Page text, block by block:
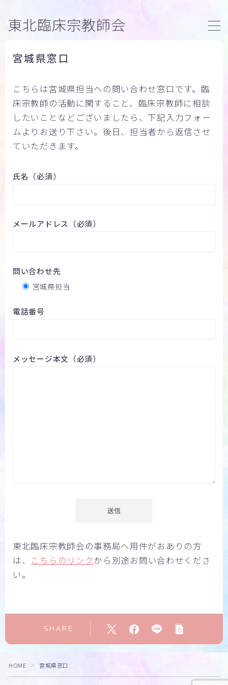
東北臨床宗教師会
臨床宗教師研修
活動内容
宮城県窓口
こちらは宮城県担当への問い合わせ窓口です。臨
床宗教師の活動に関すること、臨床宗教師に相談
したいことなどございましたら、下記入力フォー
ムよりお送り下さい。後日、担当者から返信させ
ていただきます。
氏名（必須）
メールアドレス（必須）
問い合わせ先
宮城県担当
電話番号
メッセージ本文（必須）
東北臨床宗教師会の事務局へ用件がおありの方
は、
こちらのリンクから別途お問い合わせくださ
い。
SHARE
HOME ＞ 宮城県窓口